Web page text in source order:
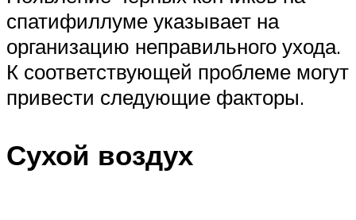
спатифиллуме указывает на
организацию неправильного ухода.
К соответствующей проблеме могут
привести следующие факторы.
Сухой воздух